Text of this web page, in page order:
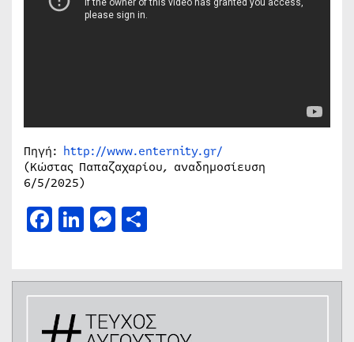
Πηγή: http://www.enternity.gr/
(Κώστας Παπαζαχαρίου, αναδημοσίευση
6/5/2025)
Facebook
LinkedIn
Messenger